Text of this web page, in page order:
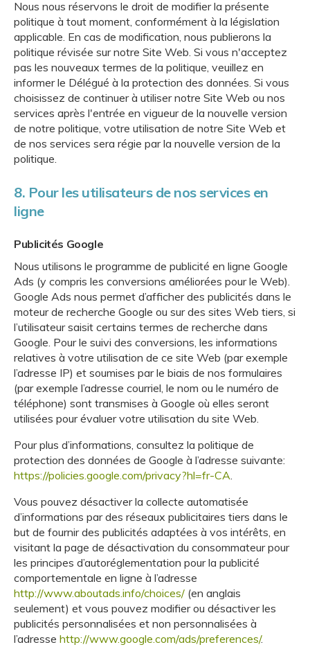
Nous nous réservons le droit de modifier la présente
politique à tout moment, conformément à la législation
applicable. En cas de modification, nous publierons la
politique révisée sur notre Site Web. Si vous n'acceptez
pas les nouveaux termes de la politique, veuillez en
informer le Délégué à la protection des données. Si vous
choisissez de continuer à utiliser notre Site Web ou nos
services après l'entrée en vigueur de la nouvelle version
de notre politique, votre utilisation de notre Site Web et
de nos services sera régie par la nouvelle version de la
politique.
8. Pour les utilisateurs de nos services en
ligne
Publicités Google
Nous utilisons le programme de publicité en ligne Google
Ads (y compris les conversions améliorées pour le Web).
Google Ads nous permet d’afficher des publicités dans le
moteur de recherche Google ou sur des sites Web tiers, si
l’utilisateur saisit certains termes de recherche dans
Google. Pour le suivi des conversions, les informations
relatives à votre utilisation de ce site Web (par exemple
l’adresse IP) et soumises par le biais de nos formulaires
(par exemple l’adresse courriel, le nom ou le numéro de
téléphone) sont transmises à Google où elles seront
utilisées pour évaluer votre utilisation du site Web.
Pour plus d’informations, consultez la politique de
protection des données de Google à l’adresse suivante:
https://policies.google.com/privacy?hl=fr-CA.
Vous pouvez désactiver la collecte automatisée
d’informations par des réseaux publicitaires tiers dans le
but de fournir des publicités adaptées à vos intérêts, en
visitant la page de désactivation du consommateur pour
les principes d’autoréglementation pour la publicité
comportementale en ligne à l’adresse
http://www.aboutads.info/choices/ (en anglais
seulement) et vous pouvez modifier ou désactiver les
publicités personnalisées et non personnalisées à
l’adresse http://www.google.com/ads/preferences/.